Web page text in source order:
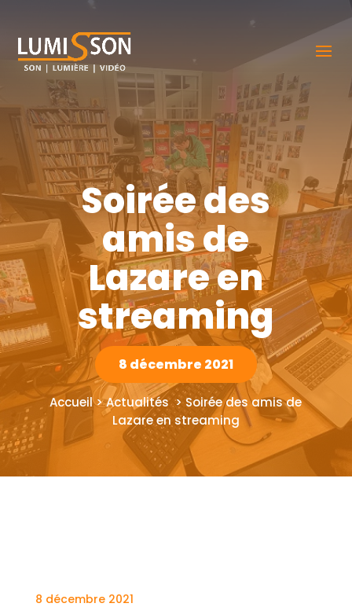
Soirée des
amis de
Lazare en
streaming
8 décembre 2021
Accueil > Actualités > Soirée des amis de
Lazare en streaming
8 décembre 2021